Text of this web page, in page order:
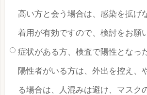
高い方と会う場合は、感染を拡げ
着用が有効ですので、検討をお願
症状がある方、検査で陽性となっ
陽性者がいる方は、外出を控え、
る場合は、人混みは避け、マスク